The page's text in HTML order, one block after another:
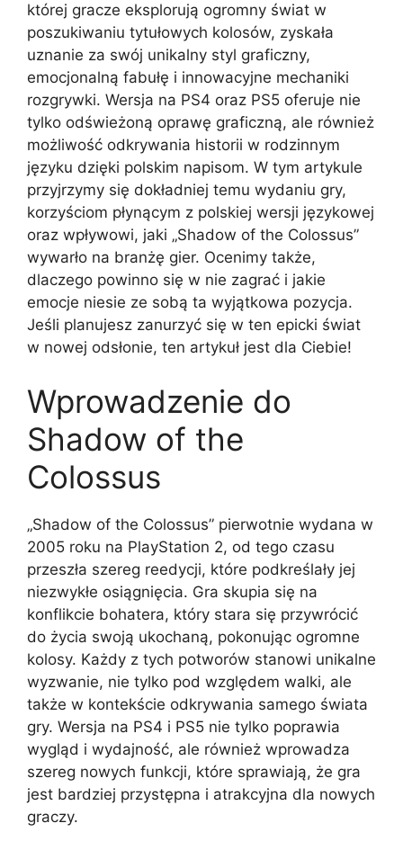
której gracze eksplorują ogromny świat w
poszukiwaniu tytułowych kolosów, zyskała
uznanie za swój unikalny styl graficzny,
emocjonalną fabułę i innowacyjne mechaniki
rozgrywki. Wersja na PS4 oraz PS5 oferuje nie
tylko odświeżoną oprawę graficzną, ale również
możliwość odkrywania historii w rodzinnym
języku dzięki polskim napisom. W tym artykule
przyjrzymy się dokładniej temu wydaniu gry,
korzyściom płynącym z polskiej wersji językowej
oraz wpływowi, jaki „Shadow of the Colossus”
wywarło na branżę gier. Ocenimy także,
dlaczego powinno się w nie zagrać i jakie
emocje niesie ze sobą ta wyjątkowa pozycja.
Jeśli planujesz zanurzyć się w ten epicki świat
w nowej odsłonie, ten artykuł jest dla Ciebie!
Wprowadzenie do
Shadow of the
Colossus
„Shadow of the Colossus” pierwotnie wydana w
2005 roku na PlayStation 2, od tego czasu
przeszła szereg reedycji, które podkreślały jej
niezwykłe osiągnięcia. Gra skupia się na
konflikcie bohatera, który stara się przywrócić
do życia swoją ukochaną, pokonując ogromne
kolosy. Każdy z tych potworów stanowi unikalne
wyzwanie, nie tylko pod względem walki, ale
także w kontekście odkrywania samego świata
gry. Wersja na PS4 i PS5 nie tylko poprawia
wygląd i wydajność, ale również wprowadza
szereg nowych funkcji, które sprawiają, że gra
jest bardziej przystępna i atrakcyjna dla nowych
graczy.